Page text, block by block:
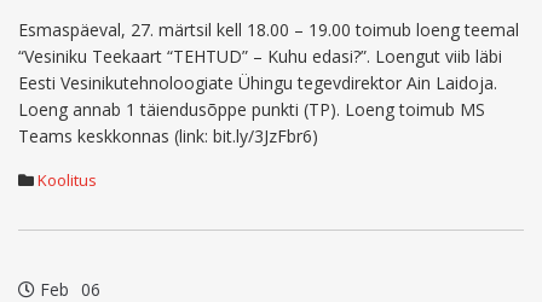
Esmaspäeval, 27. märtsil kell 18.00 – 19.00 toimub loeng teemal
“Vesiniku Teekaart “TEHTUD” – Kuhu edasi?”. Loengut viib läbi
Eesti Vesinikutehnoloogiate Ühingu tegevdirektor Ain Laidoja.
Loeng annab 1 täiendusõppe punkti (TP). Loeng toimub MS
Teams keskkonnas (link: bit.ly/3JzFbr6)
Koolitus
Feb 06